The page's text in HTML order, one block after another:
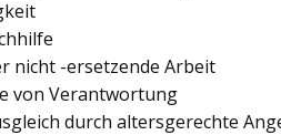
nicht -ersetzende Arbeit
von Verantwortung
durch altersgerechte